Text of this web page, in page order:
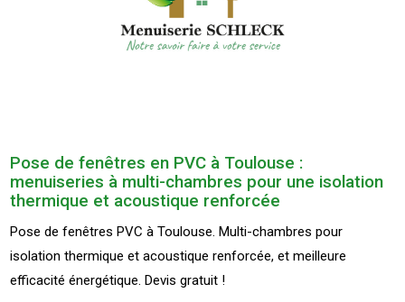
Pose de fenêtres en PVC à Toulouse :
menuiseries à multi-chambres pour une isolation
thermique et acoustique renforcée
Pose de fenêtres PVC à Toulouse. Multi-chambres pour
isolation thermique et acoustique renforcée, et meilleure
efficacité énergétique. Devis gratuit !